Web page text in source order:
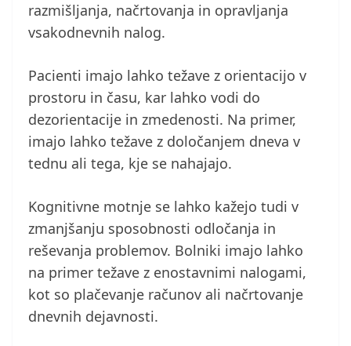
razmišljanja, načrtovanja in opravljanja
vsakodnevnih nalog.
Pacienti imajo lahko težave z orientacijo v
prostoru in času, kar lahko vodi do
dezorientacije in zmedenosti. Na primer,
imajo lahko težave z določanjem dneva v
tednu ali tega, kje se nahajajo.
Kognitivne motnje se lahko kažejo tudi v
zmanjšanju sposobnosti odločanja in
reševanja problemov. Bolniki imajo lahko
na primer težave z enostavnimi nalogami,
kot so plačevanje računov ali načrtovanje
dnevnih dejavnosti.